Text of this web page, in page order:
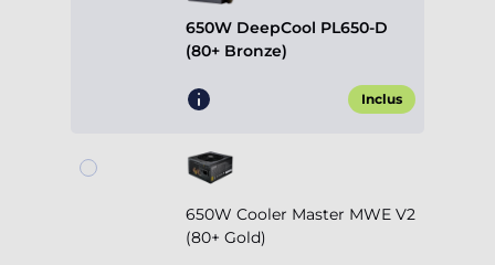
650W DeepCool PL650-D
(80+ Bronze)
Inclus
650W Cooler Master MWE V2
(80+ Gold)